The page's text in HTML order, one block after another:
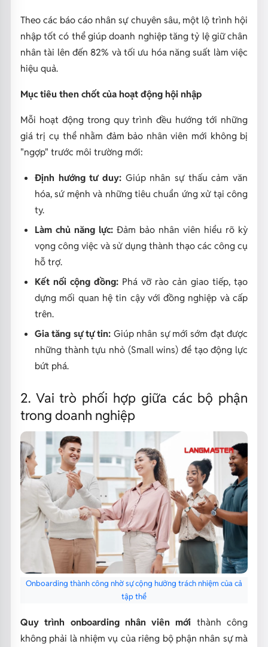
Theo các báo cáo nhân sự chuyên sâu, một lộ trình hội
nhập tốt có thể giúp doanh nghiệp tăng tỷ lệ giữ chân
nhân tài lên đến 82% và tối ưu hóa năng suất làm việc
hiệu quả.
Mục tiêu then chốt của hoạt động hội nhập
Mỗi hoạt động trong quy trình đều hướng tới những
giá trị cụ thể nhằm đảm bảo nhân viên mới không bị
"ngợp" trước môi trường mới:
Định hướng tư duy:Giúp nhân sự thấu cảm văn
hóa, sứ mệnh và những tiêu chuẩn ứng xử tại công
ty.
Làm chủ năng lực:Đảm bảo nhân viên hiểu rõ kỳ
vọng công việc và sử dụng thành thạo các công cụ
hỗ trợ.
Kết nối cộng đồng:Phá vỡ rào cản giao tiếp, tạo
dựng mối quan hệ tin cậy với đồng nghiệp và cấp
trên.
Gia tăng sự tự tin: Giúp nhân sự mới sớm đạt được
những thành tựu nhỏ (Small wins) để tạo động lực
bứt phá.
2. Vai trò phối hợp giữa các bộ phận
trong doanh nghiệp
Onboarding thành công nhờ sự cộng hưởng trách nhiệm của cả
tập thể
Quy trình onboarding nhân viên mới thành công
không phải là nhiệm vụ của riêng bộ phận nhân sự mà